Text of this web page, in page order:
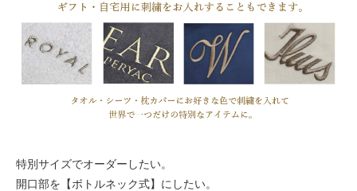
特別サイズでオーダーしたい。
開口部を【ボトルネック式】にしたい。